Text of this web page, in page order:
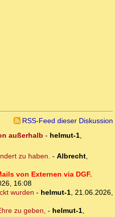
RSS-Feed dieser Diskussion
außerhalb - helmut-1,
zu haben. - Albrecht,
von Externen via DGF.
16:08
wurden - helmut-1, 21.06.2026,
zu geben, - helmut-1,